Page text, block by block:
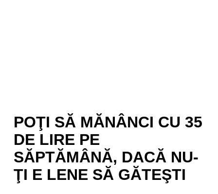
POŢI SĂ MĂNÂNCI CU 35
DE LIRE PE
SĂPTĂMÂNĂ, DACĂ NU-
ŢI E LENE SĂ GĂTEŞTI